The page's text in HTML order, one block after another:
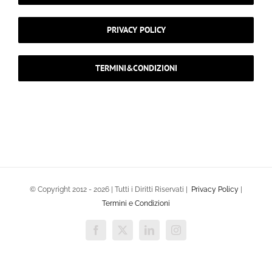
PRIVACY POLICY
TERMINI&CONDIZIONI
© Copyright 2012 - 2026 | Tutti i Diritti Riservati | Privacy Policy |
Termini e Condizioni
Facebook
X LinkedInInstagram